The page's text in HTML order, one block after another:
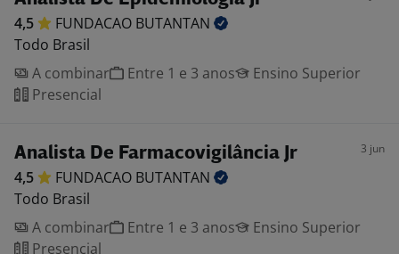
4,5 FUNDACAO BUTANTAN
Todo Brasil
A combinar
Entre 1 e 3 anos
Ensino Superior
Presencial
Analista De Farmacovigilância Jr 3 jun
4,5 FUNDACAO BUTANTAN
Todo Brasil
A combinar
Entre 1 e 3 anos
Ensino Superior
Presencial